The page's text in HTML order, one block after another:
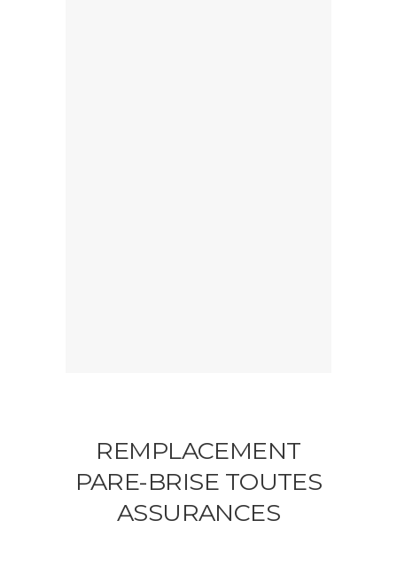
REMPLACEMENT
PARE-BRISE TOUTES
ASSURANCES